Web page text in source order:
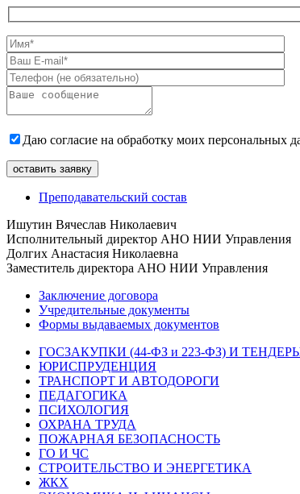
Даю согласие на обработку моих
Преподавательский состав
Ишутин Вячеслав Николаевич
Исполнительный директор АНО НИИ Управления
Долгих Анастасия Николаевна
Заместитель директора АНО НИИ Управления
Заключение договора
Учредительные документы
Формы выдаваемых документов
ГОСЗАКУПКИ (44-ФЗ и 223-ФЗ) И
ЮРИСПРУДЕНЦИЯ
ТРАНСПОРТ И АВТОДОРОГИ
ПЕДАГОГИКА
ПСИХОЛОГИЯ
ОХРАНА ТРУДА
ПОЖАРНАЯ БЕЗОПАСНОСТЬ
ГО И ЧС
СТРОИТЕЛЬСТВО И ЭНЕРГЕТИКА
ЖКХ